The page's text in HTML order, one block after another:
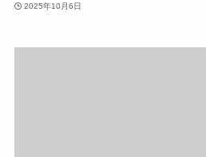
2025年10月6日